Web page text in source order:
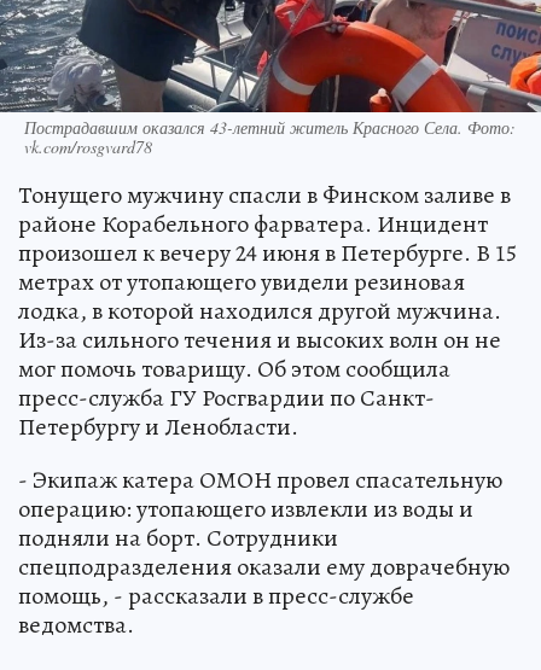
Пострадавшим оказался 43-летний житель Красного Села. Фото:
vk.com/rosgvard78
Тонущего мужчину спасли в Финском заливе в
районе Корабельного фарватера. Инцидент
произошел к вечеру 24 июня в Петербурге. В 15
метрах от утопающего увидели резиновая
лодка, в которой находился другой мужчина.
Из-за сильного течения и высоких волн он не
мог помочь товарищу. Об этом сообщила
пресс-служба ГУ Росгвардии по Санкт-
Петербургу и Ленобласти.
- Экипаж катера ОМОН провел спасательную
операцию: утопающего извлекли из воды и
подняли на борт. Сотрудники
спецподразделения оказали ему доврачебную
помощь, - рассказали в пресс-службе
ведомства.